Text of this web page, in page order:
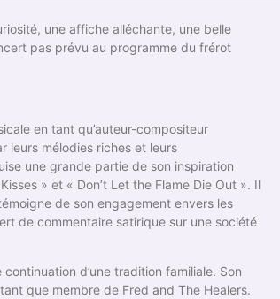
une affiche alléchante, une belle
pas prévu au programme du frérot
en tant qu’auteur-compositeur
leurs mélodies riches et leurs
une grande partie de son inspiration
» et « Don’t Let the Flame Die Out ». Il
de son engagement envers les
de commentaire satirique sur une société
d’une tradition familiale. Son
que membre de Fred and The Healers.